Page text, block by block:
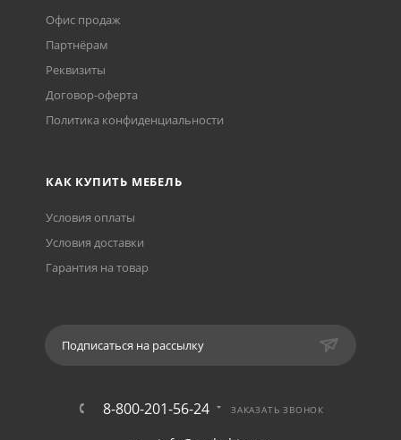
Офис продаж
Партнёрам
Реквизиты
Договор-оферта
Политика конфиденциальности
КАК КУПИТЬ МЕБЕЛЬ
Условия оплаты
Условия доставки
Гарантия на товар
Подписаться на рассылку
8-800-201-56-24 ЗАКАЗАТЬ ЗВОНОК